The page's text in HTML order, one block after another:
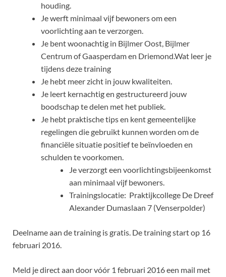
houding.
Je werft minimaal vijf bewoners om een
voorlichting aan te verzorgen.
Je bent woonachtig in Bijlmer Oost, Bijlmer
Centrum of Gaasperdam en Driemond.Wat leer je
tijdens deze training
Je hebt meer zicht in jouw kwaliteiten.
Je leert kernachtig en gestructureerd jouw
boodschap te delen met het publiek.
Je hebt praktische tips en kent gemeentelijke
regelingen die gebruikt kunnen worden om de
financiële situatie positief te beïnvloeden en
schulden te voorkomen.
Je verzorgt een voorlichtingsbijeenkomst
aan minimaal vijf bewoners.
Trainingslocatie: Praktijkcollege De Dreef
Alexander Dumaslaan 7 (Venserpolder)
Deelname aan de training is gratis. De training start op 16
februari 2016.
Meld je direct aan door vóór 1 februari 2016 een mail met